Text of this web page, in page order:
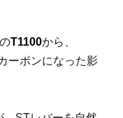
T1100から、
ーボンになった影